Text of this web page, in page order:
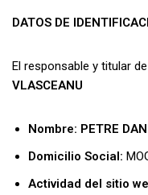
DATOS DE
El responsable y titular
VLASCEANU
Nombre: PETRE
Domicilio Social:
Actividad del sitio